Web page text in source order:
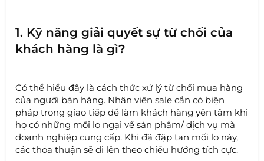
1. Kỹ năng giải quyết sự từ chối của
khách hàng là gì?
Có thể hiểu đây là cách thức xử lý từ chối mua hàng
của người bán hàng. Nhân viên sale cần có biện
pháp trong giao tiếp để làm khách hàng yên tâm khi
họ có những mối lo ngại về sản phẩm/ dịch vụ mà
doanh nghiệp cung cấp. Khi đã đập tan mối lo này,
các thỏa thuận sẽ đi lên theo chiều hướng tích cực.